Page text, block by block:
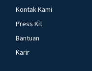
Kontak Kami
Press Kit
Bantuan
Karir